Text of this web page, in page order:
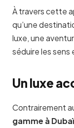
À travers cette
qu’une
luxe, une
séduire les sens
Un luxe
Contrairement
gamme à